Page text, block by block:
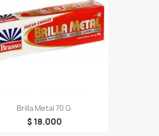
Brilla Metal 70 G.
$ 18.000